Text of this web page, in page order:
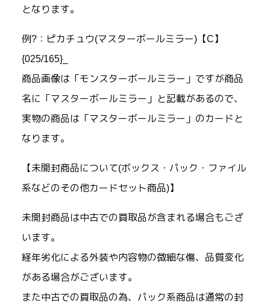
となります。
例?：ピカチュウ(マスターボールミラー)【C】
{025/165}_
商品画像は「モンスターボールミラー」ですが商品
名に「マスターボールミラー」と記載があるので、
実物の商品は「マスターボールミラー」のカードと
なります。
【未開封商品について(ボックス・パック・ファイル
系などのその他カードセット商品)】
未開封商品は中古での買取品が含まれる場合もござ
います。
経年劣化による外装や内容物の微細な傷、品質変化
がある場合がございます。
また中古での買取品の為、パック系商品は通常の封